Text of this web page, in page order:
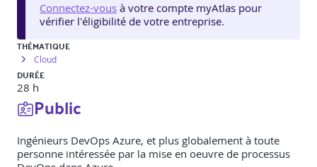
Connectez-vous à votre compte myAtlas pour
vérifier l'éligibilité de votre entreprise.
THÉMATIQUE
Cloud
DURÉE
28 h
Public
Ingénieurs DevOps Azure, et plus globalement à toute
personne intéressée par la mise en oeuvre de processus